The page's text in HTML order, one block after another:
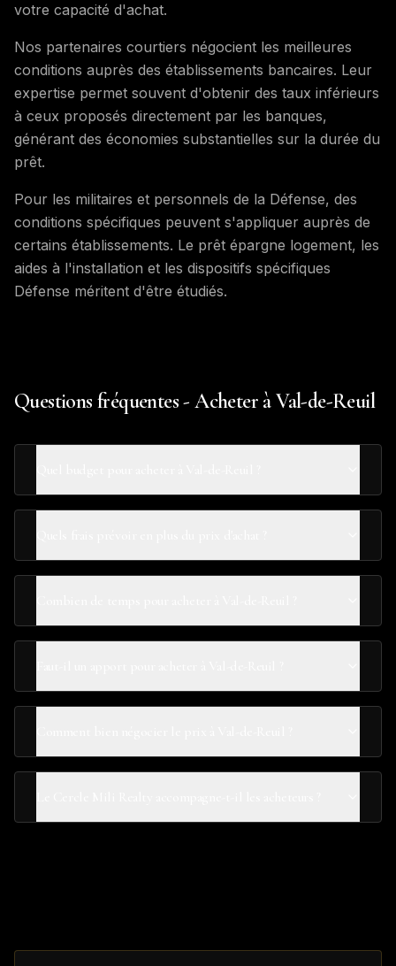
votre capacité d'achat.
Nos partenaires courtiers négocient les meilleures
conditions auprès des établissements bancaires. Leur
expertise permet souvent d'obtenir des taux inférieurs
à ceux proposés directement par les banques,
générant des économies substantielles sur la durée du
prêt.
Pour les militaires et personnels de la Défense, des
conditions spécifiques peuvent s'appliquer auprès de
certains établissements. Le prêt épargne logement, les
aides à l'installation et les dispositifs spécifiques
Défense méritent d'être étudiés.
Questions fréquentes - Acheter à Val-de-Reuil